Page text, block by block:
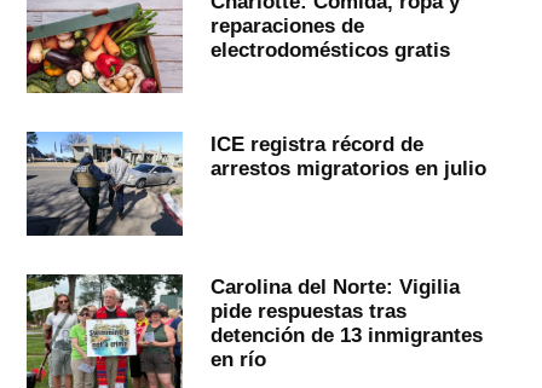
reparaciones de
electrodomésticos gratis
ICE registra récord de
arrestos migratorios en julio
Carolina del Norte: Vigilia
pide respuestas tras
detención de 13 inmigrantes
en río